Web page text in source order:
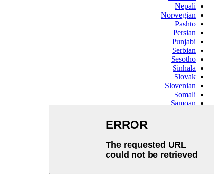
Nepali
Norwegian
Pashto
Persian
Punjabi
Serbian
Sesotho
Sinhala
Slovak
Slovenian
Somali
Samoan
Swahili
Tajik